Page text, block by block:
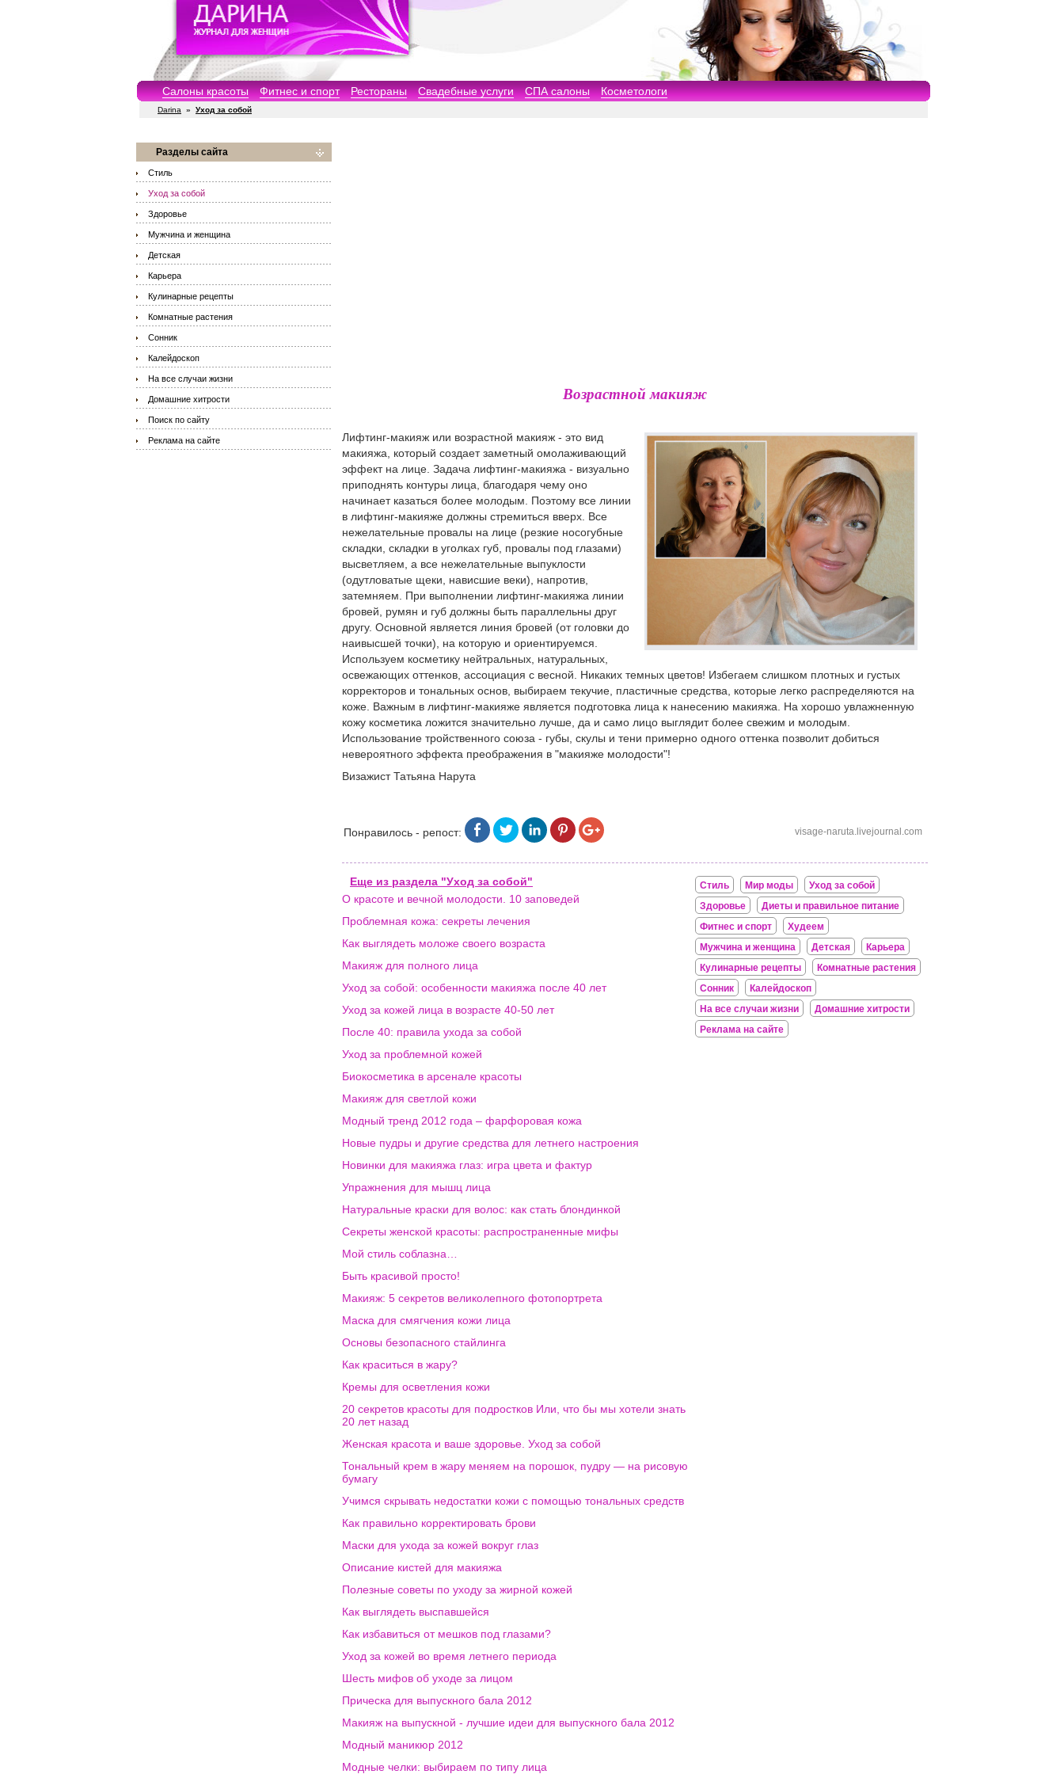
Салоны красоты Фитнес и спорт Рестораны Свадебные услуги СПА салоны Косметологи
Darina » Уход за собой
Разделы сайта
Стиль
Уход за собой
Здоровье
Мужчина и женщина
Детская
Карьера
Кулинарные рецепты
Комнатные растения
Сонник
Калейдоскоп
На все случаи жизни
Домашние хитрости
Поиск по сайту
Реклама на сайте
Возрастной макияж
Лифтинг-макияж или возрастной макияж - это вид
макияжа, который создает заметный омолаживающий
эффект на лице. Задача лифтинг-макияжа - визуально
приподнять контуры лица, благодаря чему оно
начинает казаться более молодым. Поэтому все линии
в лифтинг-макияже должны стремиться вверх. Все
нежелательные провалы на лице (резкие носогубные
складки, складки в уголках губ, провалы под глазами)
высветляем, а все нежелательные выпуклости
(одутловатые щеки, нависшие веки), напротив,
затемняем. При выполнении лифтинг-макияжа линии
бровей, румян и губ должны быть параллельны друг
другу. Основной является линия бровей (от головки до
наивысшей точки), на которую и ориентируемся.
Используем косметику нейтральных, натуральных,
освежающих оттенков, ассоциация с весной. Никаких темных цветов! Избегаем слишком плотных и густых
корректоров и тональных основ, выбираем текучие, пластичные средства, которые легко распределяются на
коже. Важным в лифтинг-макияже является подготовка лица к нанесению макияжа. На хорошо увлажненную
кожу косметика ложится значительно лучше, да и само лицо выглядит более свежим и молодым.
Использование тройственного союза - губы, скулы и тени примерно одного оттенка позволит добиться
невероятного эффекта преображения в "макияже молодости"!
Визажист Татьяна Нарута
Понравилось - репост: visage-naruta.livejournal.com
Еще из раздела "Уход за собой"
О красоте и вечной молодости. 10 заповедей
Проблемная кожа: секреты лечения
Как выглядеть моложе своего возраста
Макияж для полного лица
Уход за собой: особенности макияжа после 40 лет
Уход за кожей лица в возрасте 40-50 лет
После 40: правила ухода за собой
Уход за проблемной кожей
Биокосметика в арсенале красоты
Макияж для светлой кожи
Модный тренд 2012 года – фарфоровая кожа
Новые пудры и другие средства для летнего настроения
Новинки для макияжа глаз: игра цвета и фактур
Упражнения для мышц лица
Натуральные краски для волос: как стать блондинкой
Секреты женской красоты: распространенные мифы
Мой стиль соблазна…
Быть красивой просто!
Макияж: 5 секретов великолепного фотопортрета
Маска для смягчения кожи лица
Основы безопасного стайлинга
Как краситься в жару?
Кремы для осветления кожи
20 секретов красоты для подростков Или, что бы мы хотели знать
20 лет назад
Женская красота и ваше здоровье. Уход за собой
Тональный крем в жару меняем на порошок, пудру — на рисовую
бумагу
Учимся скрывать недостатки кожи с помощью тональных средств
Как правильно корректировать брови
Маски для ухода за кожей вокруг глаз
Описание кистей для макияжа
Полезные советы по уходу за жирной кожей
Как выглядеть выспавшейся
Как избавиться от мешков под глазами?
Уход за кожей во время летнего периода
Шесть мифов об уходе за лицом
Прическа для выпускного бала 2012
Макияж на выпускной - лучшие идеи для выпускного бала 2012
Модный маникюр 2012
Модные челки: выбираем по типу лица
Стиль Мир моды
Уход за собой
Здоровье
Диеты и правильное питание
Фитнес и спорт
Худеем
Мужчина и женщина
Детская
Карьера
Кулинарные рецепты
Комнатные растения
Сонник
Калейдоскоп
На все случаи жизни
Домашние хитрости
Реклама на сайте